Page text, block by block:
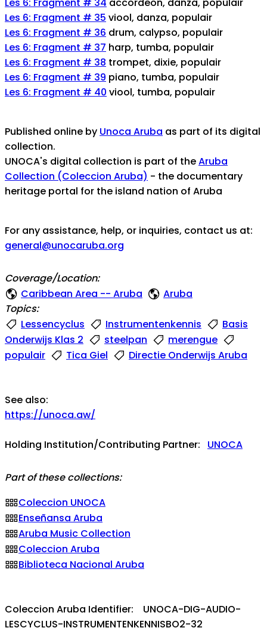
Les 6: Fragment # 35 viool, danza, populair
Les 6: Fragment # 36 drum, calypso, populair
Les 6: Fragment # 37 harp, tumba, populair
Les 6: Fragment # 38 trompet, dixie, populair
Les 6: Fragment # 39 piano, tumba, populair
Les 6: Fragment # 40 viool, tumba, populair
Published online by Unoca Aruba as part of its digital
collection.
UNOCA's digital collection is part of theAruba
Collection (Coleccion Aruba) - the documentary
heritage portal for the island nation of Aruba
For any assistance, help, or inquiries, contact us at:
general@unocaruba.org
Coverage/Location:
Caribbean Area -- Aruba
Aruba
Topics:
Lessencyclus
Instrumentenkennis
Basis
Onderwijs Klas 2
steelpan
merengue
populair
Tica Giel Directie Onderwijs Aruba
See also:
https://unoca.aw/
Holding Institution/Contributing Partner: UNOCA
Part of these collections:
Coleccion UNOCA
Enseñansa Aruba
Aruba Music Collection
Coleccion Aruba
Biblioteca Nacional Aruba
Coleccion Aruba Identifier: UNOCA-DIG-AUDIO-
LESCYCLUS-INSTRUMENTENKENNISBO2-32